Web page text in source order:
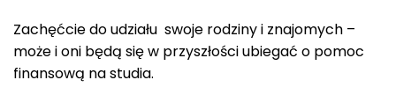
Zachęćcie do udziału swoje rodziny i znajomych –
może i oni będą się w przyszłości ubiegać o pomoc
finansową na studia.